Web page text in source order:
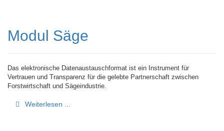
Modul Säge
Das elektronische Datenaustauschformat ist ein Instrument für
Vertrauen und Transparenz für die gelebte Partnerschaft zwischen
Forstwirtschaft und Sägeindustrie.
Weiterlesen ...